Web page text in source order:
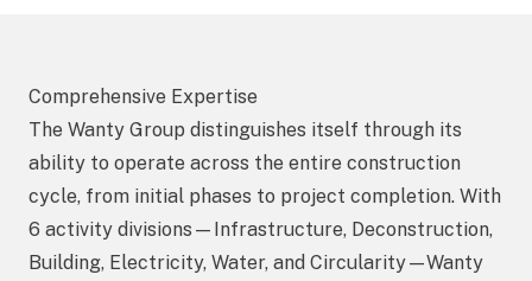
Comprehensive Expertise
The Wanty Group distinguishes itself through its
ability to operate across the entire construction
cycle, from initial phases to project completion. With
6 activity divisions—Infrastructure, Deconstruction,
Building, Electricity, Water, and Circularity—Wanty